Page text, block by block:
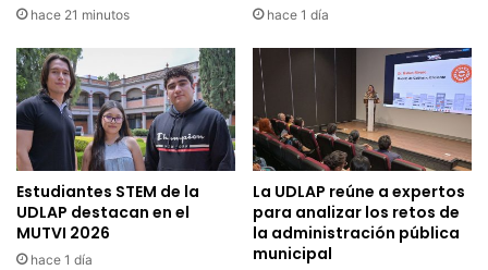
hace 21 minutos hace 1 día
Estudiantes STEM de la
UDLAP destacan en el
MUTVI 2026
hace 1 día
La UDLAP reúne a expertos
para analizar los retos de
la administración pública
municipal